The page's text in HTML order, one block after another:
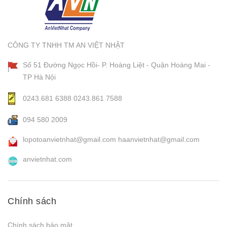
CÔNG TY TNHH TM AN VIỆT NHẬT
Số 51 Đường Ngọc Hồi- P. Hoàng Liệt - Quận Hoàng Mai -
TP Hà Nội
0243.681 6388 0243.861 7588
094 580 2009
lopotoanvietnhat@gmail.com haanvietnhat@gmail.com
anvietnhat.com
Chính sách
Chính sách bảo mật